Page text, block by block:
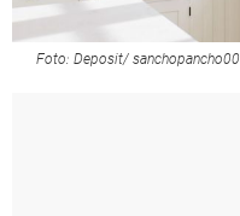
Foto: Deposit/ sanchopancho00